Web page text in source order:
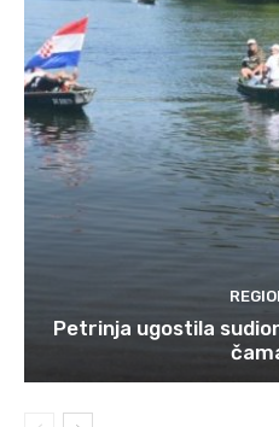
Petrinja ugostila